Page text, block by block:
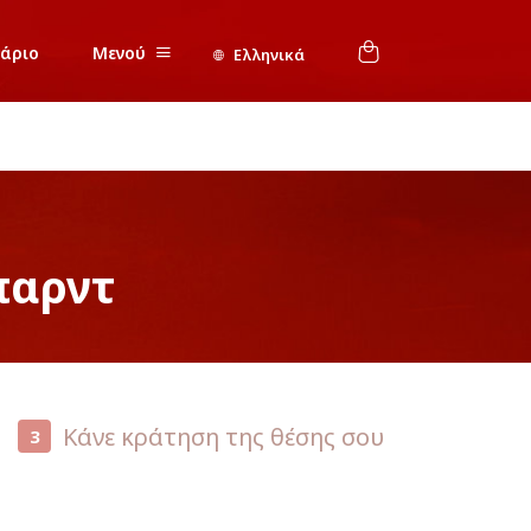
Μενού Ελληνικά
3 Κάνε κράτηση της θέσης σου